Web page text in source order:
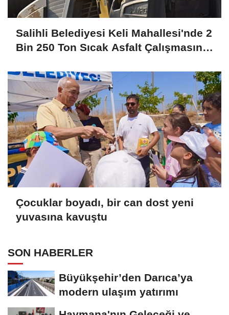
Salihli Belediyesi Keli Mahallesi'nde 2
Bin 250 Ton Sıcak Asfalt Çalışmasını
Çocuklar boyadı, bir can dost yeni
yuvasına kavuştu
SON HABERLER
Büyükşehir’den Darıca’ya
modern ulaşım yatırımı